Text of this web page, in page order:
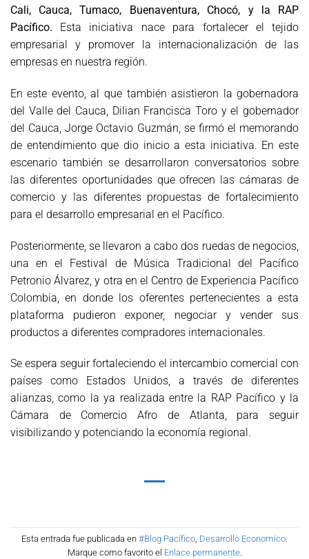
Cali, Cauca, Tumaco, Buenaventura, Chocó, y la RAP
Pacífico. Esta iniciativa nace para fortalecer el tejido
empresarial y promover la internacionalización de las
empresas en nuestra región.
En este evento, al que también asistieron la gobernadora
del Valle del Cauca, Dilian Francisca Toro y el gobernador
del Cauca, Jorge Octavio Guzmán, se firmó el memorando
de entendimiento que dio inicio a esta iniciativa. En este
escenario también se desarrollaron conversatorios sobre
las diferentes oportunidades que ofrecen las cámaras de
comercio y las diferentes propuestas de fortalecimiento
para el desarrollo empresarial en el Pacífico.
Posteriormente, se llevaron a cabo dos ruedas de negocios,
una en el Festival de Música Tradicional del Pacífico
Petronio Álvarez, y otra en el Centro de Experiencia Pacífico
Colombia, en donde los oferentes pertenecientes a esta
plataforma pudieron exponer, negociar y vender sus
productos a diferentes compradores internacionales.
Se espera seguir fortaleciendo el intercambio comercial con
países como Estados Unidos, a través de diferentes
alianzas, como la ya realizada entre la RAP Pacífico y la
Cámara de Comercio Afro de Atlanta, para seguir
visibilizando y potenciando la economía regional.
Esta entrada fue publicada en #Blog Pacífico, Desarrollo Economico.
Marque como favorito el Enlace permanente.